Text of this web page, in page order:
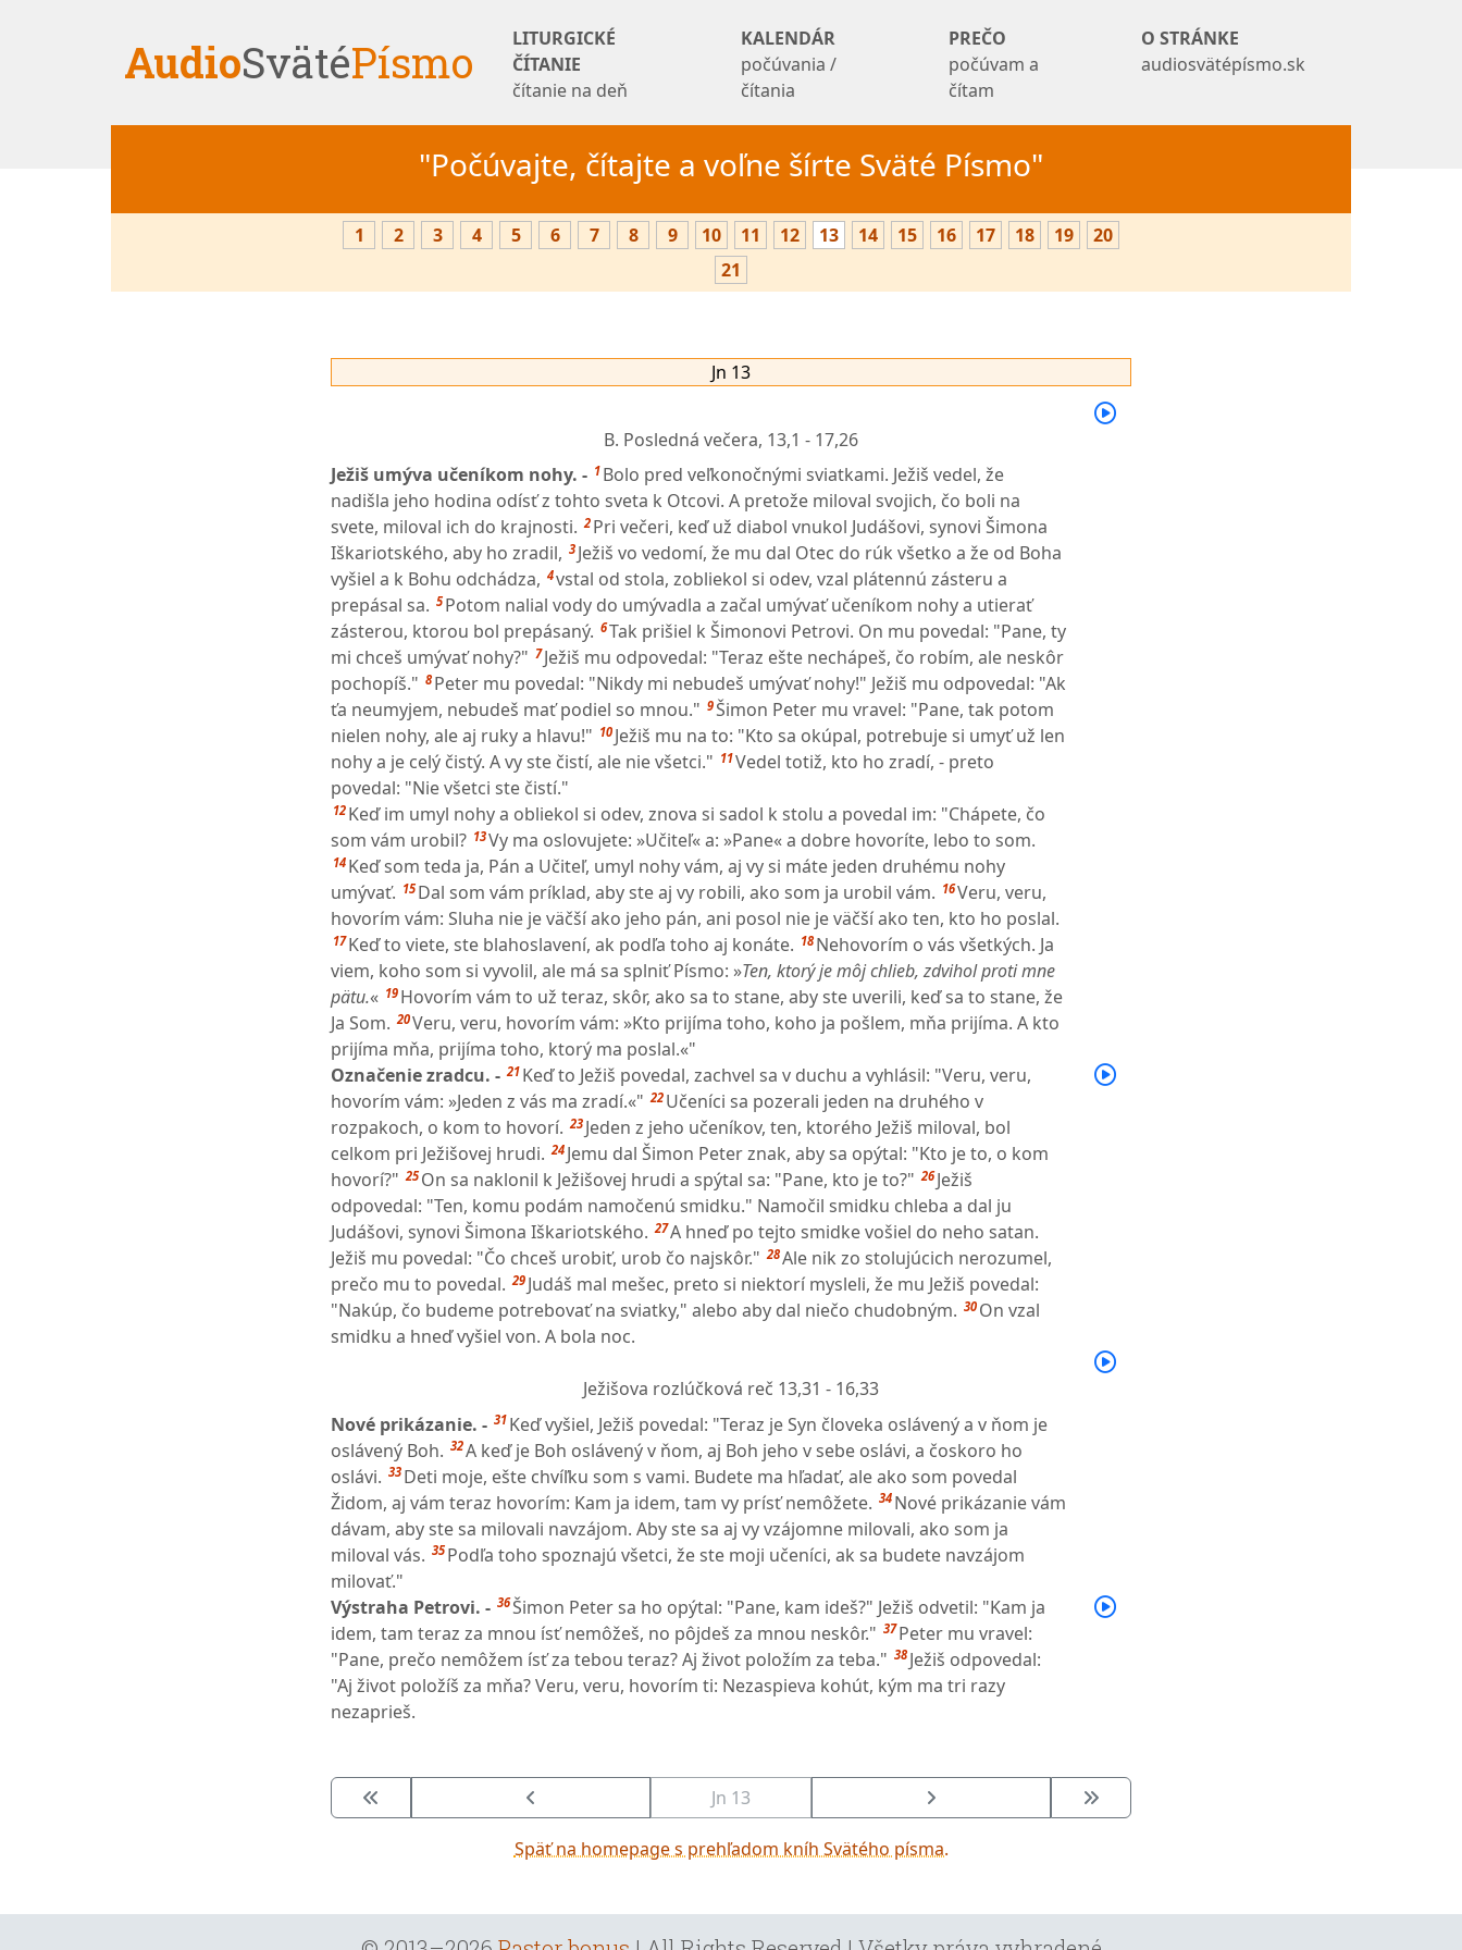
AudioSvätéPísmo
LITURGICKÉ
ČÍTANIE
čítanie na deň
KALENDÁR
počúvania /
čítania
PREČO
počúvam a
čítam
O STRÁNKE
audiosvätépísmo.sk
"Počúvajte, čítajte a voľne šírte Sväté Písmo"
1 2 3 4 5 6 7 8 9 10 11 12 13 14 15 16 17 18 19
20
21
Jn 13
B. Posledná večera, 13,1 - 17,26
Ježiš umýva učeníkom nohy. - 1 Bolo pred veľkonočnými sviatkami. Ježiš vedel, že
nadišla jeho hodina odísť z tohto sveta k Otcovi. A pretože miloval svojich, čo boli na
svete, miloval ich do krajnosti. 2 Pri večeri, keď už diabol vnukol Judášovi, synovi Šimona
Iškariotského, aby ho zradil, 3 Ježiš vo vedomí, že mu dal Otec do rúk všetko a že od Boha
vyšiel a k Bohu odchádza, 4vstal od stola, zobliekol si odev, vzal plátennú zásteru a
prepásal sa. 5 Potom nalial vody do umývadla a začal umývať učeníkom nohy a utierať
zásterou, ktorou bol prepásaný. 6Tak prišiel k Šimonovi Petrovi. On mu povedal: "Pane, ty
mi chceš umývať nohy?" 7 Ježiš mu odpovedal: "Teraz ešte nechápeš, čo robím, ale neskôr
pochopíš." 8 Peter mu povedal: "Nikdy mi nebudeš umývať nohy!" Ježiš mu odpovedal: "Ak
ťa neumyjem, nebudeš mať podiel so mnou." 9Šimon Peter mu vravel: "Pane, tak potom
nielen nohy, ale aj ruky a hlavu!" 10 Ježiš mu na to: "Kto sa okúpal, potrebuje si umyť už len
nohy a je celý čistý. A vy ste čistí, ale nie všetci." 11Vedel totiž, kto ho zradí, - preto
povedal: "Nie všetci ste čistí."
12 Keď im umyl nohy a obliekol si odev, znova si sadol k stolu a povedal im: "Chápete, čo
som vám urobil? 13Vy ma oslovujete: »Učiteľ« a: »Pane« a dobre hovoríte, lebo to som.
14 Keď som teda ja, Pán a Učiteľ, umyl nohy vám, aj vy si máte jeden druhému nohy
umývať. 15 Dal som vám príklad, aby ste aj vy robili, ako som ja urobil vám. 16Veru, veru,
hovorím vám: Sluha nie je väčší ako jeho pán, ani posol nie je väčší ako ten, kto ho poslal.
17 Keď to viete, ste blahoslavení, ak podľa toho aj konáte. 18 Nehovorím o vás všetkých. Ja
viem, koho som si vyvolil, ale má sa splniť Písmo: »Ten, ktorý je môj chlieb, zdvihol proti mne
pätu.« 19 Hovorím vám to už teraz, skôr, ako sa to stane, aby ste uverili, keď sa to stane, že
Ja Som. 20Veru, veru, hovorím vám: »Kto prijíma toho, koho ja pošlem, mňa prijíma. A kto
prijíma mňa, prijíma toho, ktorý ma poslal.«"
Označenie zradcu. - 21 Keď to Ježiš povedal, zachvel sa v duchu a vyhlásil: "Veru, veru,
hovorím vám: »Jeden z vás ma zradí.«" 22 Učeníci sa pozerali jeden na druhého v
rozpakoch, o kom to hovorí. 23 Jeden z jeho učeníkov, ten, ktorého Ježiš miloval, bol
celkom pri Ježišovej hrudi. 24 Jemu dal Šimon Peter znak, aby sa opýtal: "Kto je to, o kom
hovorí?" 25 On sa naklonil k Ježišovej hrudi a spýtal sa: "Pane, kto je to?" 26 Ježiš
odpovedal: "Ten, komu podám namočenú smidku." Namočil smidku chleba a dal ju
Judášovi, synovi Šimona Iškariotského. 27A hneď po tejto smidke vošiel do neho satan.
Ježiš mu povedal: "Čo chceš urobiť, urob čo najskôr." 28Ale nik zo stolujúcich nerozumel,
prečo mu to povedal. 29 Judáš mal mešec, preto si niektorí mysleli, že mu Ježiš povedal:
"Nakúp, čo budeme potrebovať na sviatky," alebo aby dal niečo chudobným. 30 On vzal
smidku a hneď vyšiel von. A bola noc.
Ježišova rozlúčková reč 13,31 - 16,33
Nové prikázanie. - 31 Keď vyšiel, Ježiš povedal: "Teraz je Syn človeka oslávený a v ňom je
oslávený Boh. 32A keď je Boh oslávený v ňom, aj Boh jeho v sebe oslávi, a čoskoro ho
oslávi. 33 Deti moje, ešte chvíľku som s vami. Budete ma hľadať, ale ako som povedal
Židom, aj vám teraz hovorím: Kam ja idem, tam vy prísť nemôžete. 34 Nové prikázanie vám
dávam, aby ste sa milovali navzájom. Aby ste sa aj vy vzájomne milovali, ako som ja
miloval vás. 35 Podľa toho spoznajú všetci, že ste moji učeníci, ak sa budete navzájom
milovať."
Výstraha Petrovi. - 36Šimon Peter sa ho opýtal: "Pane, kam ideš?" Ježiš odvetil: "Kam ja
idem, tam teraz za mnou ísť nemôžeš, no pôjdeš za mnou neskôr." 37 Peter mu vravel:
"Pane, prečo nemôžem ísť za tebou teraz? Aj život položím za teba." 38 Ježiš odpovedal:
"Aj život položíš za mňa? Veru, veru, hovorím ti: Nezaspieva kohút, kým ma tri razy
nezaprieš.
Jn 13
Späť na homepage s prehľadom kníh Svätého písma.